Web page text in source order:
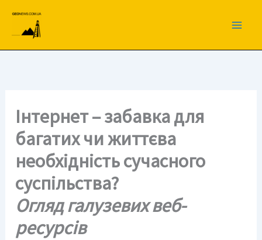
вмісту
Інтернет – забавка для
багатих чи життєва
необхідність сучасного
суспільства?
Огляд галузевих веб-
ресурсів